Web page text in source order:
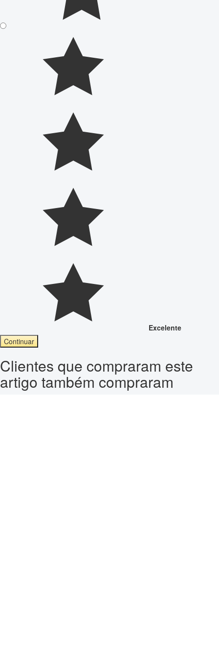
Excelente
Continuar
Clientes que compraram este
artigo também compraram